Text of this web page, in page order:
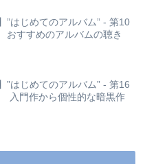
”はじめてのアルバム” - 第10
すすめのアルバムの聴き
”はじめてのアルバム” - 第16
入門作から個性的な暗黒作